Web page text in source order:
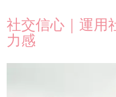
社交信心｜運用
力感